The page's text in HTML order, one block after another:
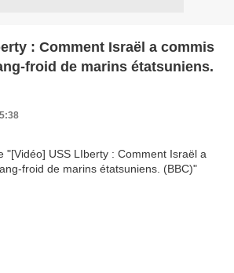
: Comment Israël a commis
froid de marins étatsuniens.